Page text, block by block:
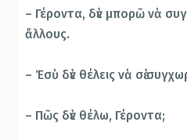
– Γέροντα, δὲν μπορῶ νὰ
ἄλλους.
– Ἐσὺ δὲν θέλεις νὰ σὲ
– Πῶς δὲν θέλω, Γέροντα;